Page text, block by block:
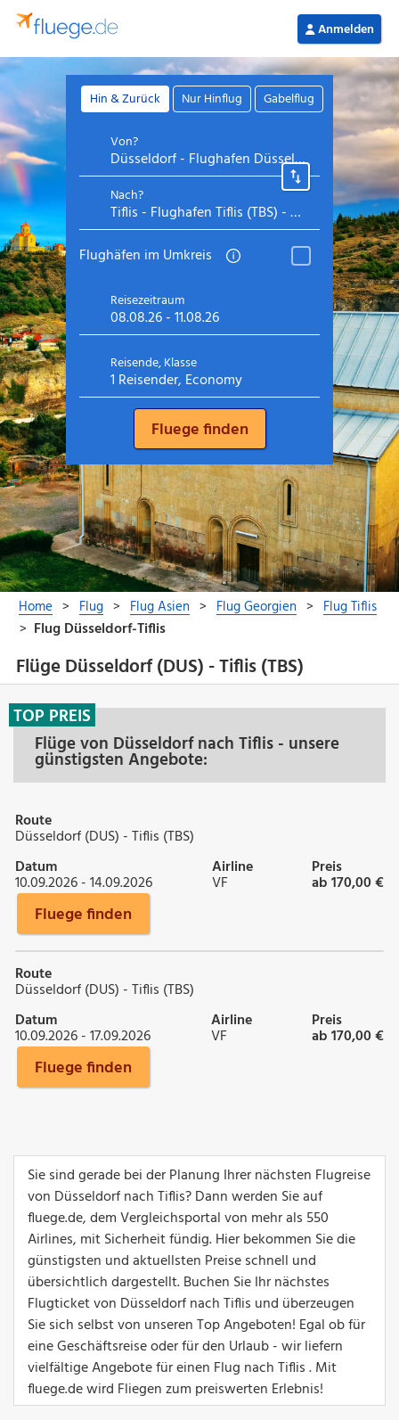
Flüge Düsseldorf (DUS) - Tiflis (TBS)
Flüge von Düsseldorf nach Tiflis - unsere
günstigsten Angebote:
TOP PREIS
Route
Düsseldorf (DUS) - Tiflis (TBS)
Datum
10.09.2026 - 14.09.2026
Airline
VF
Preis
ab 170,00 €
Fluege finden
Route
Düsseldorf (DUS) - Tiflis (TBS)
Datum
10.09.2026 - 17.09.2026
Airline
VF
Preis
ab 170,00 €
Fluege finden
Sie sind gerade bei der Planung Ihrer nächsten Flugreise
von Düsseldorf nach Tiflis? Dann werden Sie auf
fluege.de, dem Vergleichsportal von mehr als 550
Airlines, mit Sicherheit fündig. Hier bekommen Sie die
günstigsten und aktuellsten Preise schnell und
übersichtlich dargestellt. Buchen Sie Ihr nächstes
Flugticket von Düsseldorf nach Tiflis und überzeugen
Sie sich selbst von unseren Top Angeboten! Egal ob für
eine Geschäftsreise oder für den Urlaub - wir liefern
vielfältige Angebote für einen Flug nach Tiflis . Mit
fluege.de wird Fliegen zum preiswerten Erlebnis!